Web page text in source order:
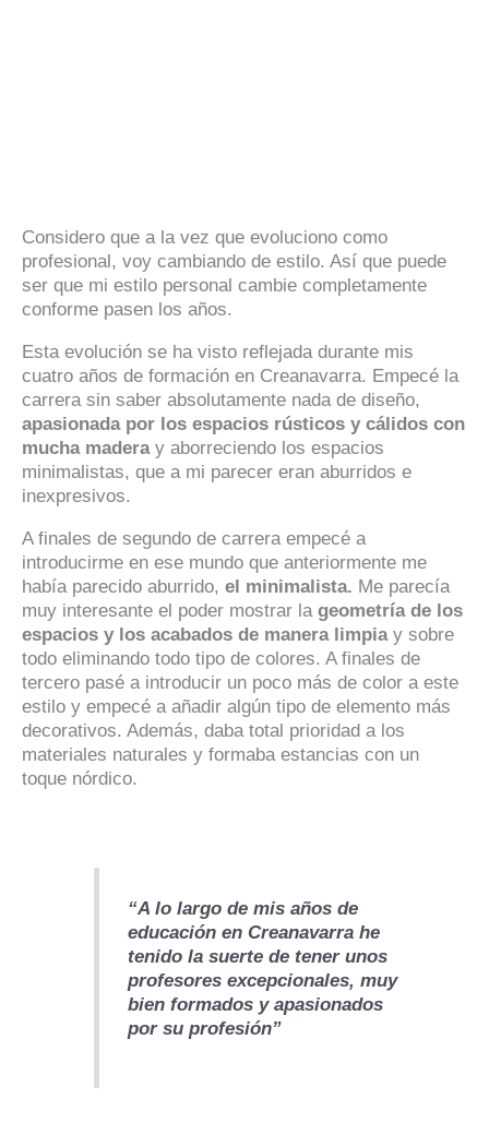
Considero que a la vez que evoluciono como
profesional, voy cambiando de estilo. Así que puede
ser que mi estilo personal cambie completamente
conforme pasen los años.
Esta evolución se ha visto reflejada durante mis
cuatro años de formación en Creanavarra. Empecé la
carrera sin saber absolutamente nada de diseño,
apasionada por los espacios rústicos y cálidos con
mucha maderay aborreciendo los espacios
minimalistas, que a mi parecer eran aburridos e
inexpresivos.
A finales de segundo de carrera empecé a
introducirme en ese mundo que anteriormente me
había parecido aburrido, el minimalista. Me parecía
muy interesante el poder mostrar la geometría de los
espacios y los acabados de manera limpiay sobre
todo eliminando todo tipo de colores. A finales de
tercero pasé a introducir un poco más de color a este
estilo y empecé a añadir algún tipo de elemento más
decorativos. Además, daba total prioridad a los
materiales naturales y formaba estancias con un
toque nórdico.
“A lo largo de mis años de
educación en Creanavarra he
tenido la suerte de tener unos
profesores excepcionales, muy
bien formados y apasionados
por su profesión”